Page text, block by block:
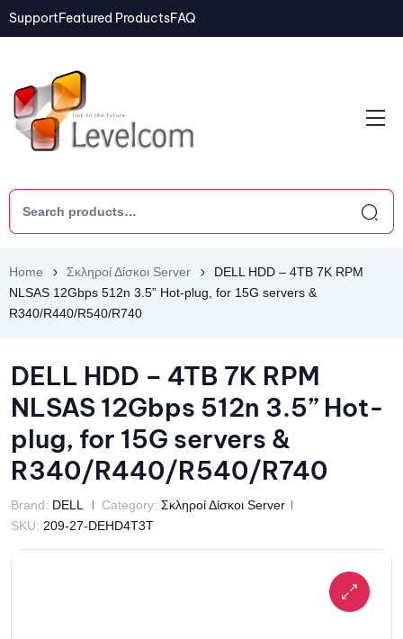
SupportFeatured ProductsFAQ
Home Σκληροί Δίσκοι Server
DELL HDD – 4TB 7K RPM
NLSAS 12Gbps 512n 3.5” Hot-plug, for 15G servers &
R340/R440/R540/R740
DELL HDD – 4TB 7K RPM
NLSAS 12Gbps 512n 3.5” Hot-
plug, for 15G servers &
R340/R440/R540/R740
Brand: DELL Category: Σκληροί Δίσκοι Server
SKU: 209-27-DEHD4T3T